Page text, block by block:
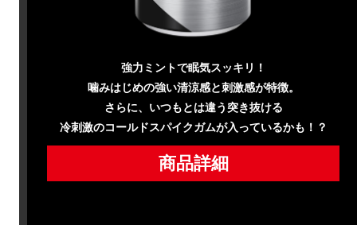
強力ミントで眠気スッキリ！
噛みはじめの強い清涼感と刺激感が特徴。
さらに、いつもとは違う突き抜ける
冷刺激のコールドスパイクガムが入っているかも！？
商品詳細